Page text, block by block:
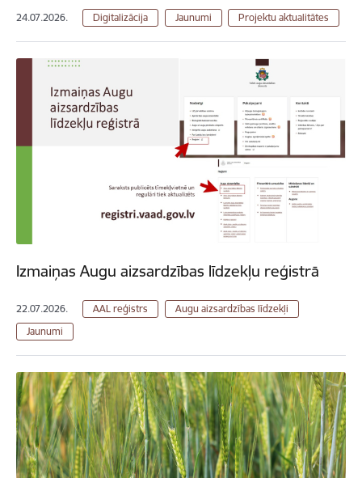
24.07.2026. Digitalizācija Jaunumi Projektu aktualitātes
Izmaiņas Augu aizsardzības līdzekļu reģistrā
22.07.2026. AAL reģistrs
Augu aizsardzības līdzekļi
Jaunumi